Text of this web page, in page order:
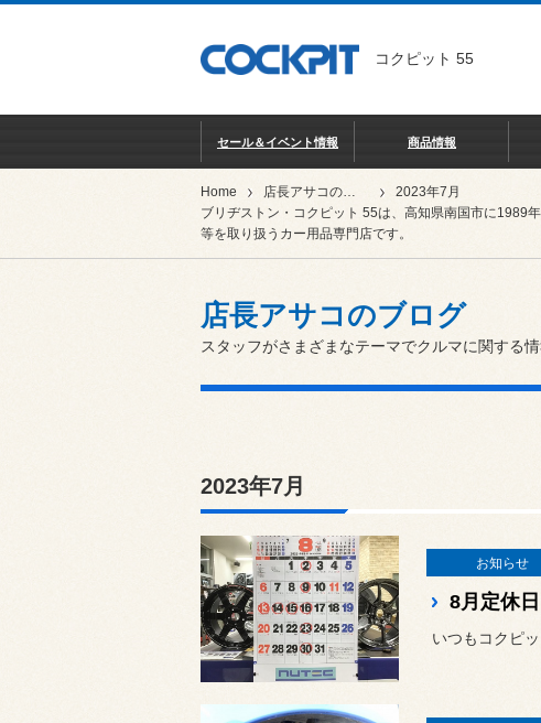
コクピット 55
セール＆イベント情報 商品情報
Home 店長アサコのブログ
2023年7月
ブリヂストン・コクピット 55は、高知県南国市に1989
等を取り扱うカー用品専門店です。
店長アサコのブログ
スタッフがさまざまなテーマでクルマに関する情
2023年7月
お知らせ
8月定休
いつもコクピ